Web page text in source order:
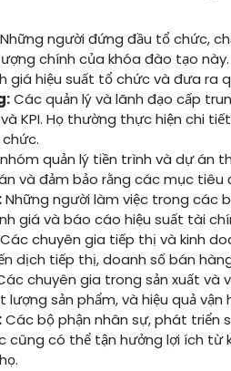
người đứng đầu tổ chức,
chính của khóa đào tạo
giá hiệu suất tổ chức và đưa ra
Các quản lý và lãnh đạo cấp
KPI. Họ thường thực hiện chi
quản lý tiền trình và dự án
và đảm bảo rằng các mục tiêu
Những người làm việc trong các
giá và báo cáo hiệu suất tài
chuyên gia tiếp thị và kinh
dịch tiếp thị, doanh số bán
chuyên gia trong sản xuất và
sản phẩm, và hiệu quả vận
Các bộ phận nhân sự, phát triển
cũng có thể tận hưởng lợi ích từ